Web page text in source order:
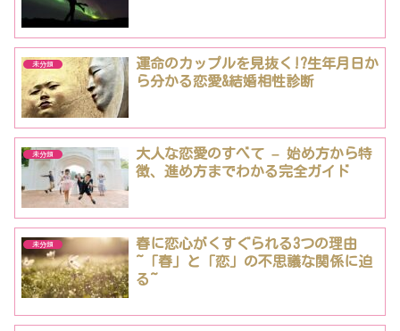
未分類
運命のカップルを見抜く!?生年月日か
ら分かる恋愛&結婚相性診断
未分類
大人な恋愛のすべて – 始め方から特
徴、進め方までわかる完全ガイド
未分類
春に恋心がくすぐられる3つの理由
~「春」と「恋」の不思議な関係に迫
る~